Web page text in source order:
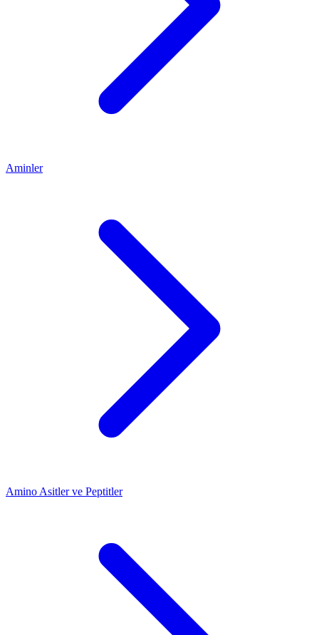
Aminler
Amino Asitler ve Peptitler